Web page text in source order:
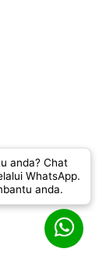
anda? Chat
WhatsApp.
anda.